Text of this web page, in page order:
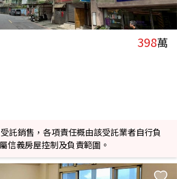
398萬
託銷售，各項責任概由該受託業者自行負
信義房屋控制及負責範圍。